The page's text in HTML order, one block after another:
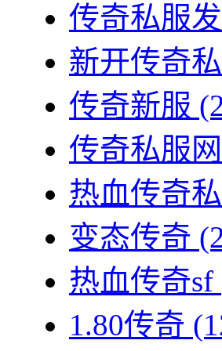
传奇私服
新开传奇
传奇新服
传奇私服
热血传奇
变态传奇
热血传奇sf
1.80传奇